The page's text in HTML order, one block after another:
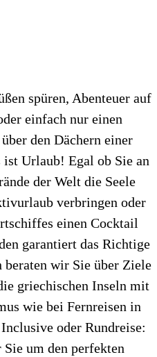
spüren, Abenteuer auf
einfach nur einen
den Dächern einer
Urlaub! Egal ob Sie an
der Welt die Seele
verbringen oder
einen Cocktail
garantiert das Richtige
wir Sie über Ziele
griechischen Inseln mit
wie bei Fernreisen in
oder Rundreise:
um den perfekten